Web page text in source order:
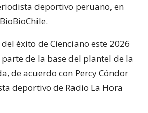
deportivo peruano, en
éxito de Cienciano este 2026
de la base del plantel de la
de acuerdo con Percy Cóndor
deportivo de Radio La Hora